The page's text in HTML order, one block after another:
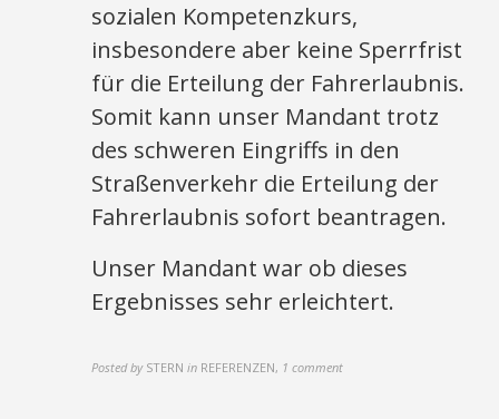
sozialen Kompetenzkurs,
insbesondere aber keine Sperrfrist
für die Erteilung der Fahrerlaubnis.
Somit kann unser Mandant trotz
des schweren Eingriffs in den
Straßenverkehr die Erteilung der
Fahrerlaubnis sofort beantragen.
Unser Mandant war ob dieses
Ergebnisses sehr erleichtert.
Posted by STERN in REFERENZEN, 1 comment